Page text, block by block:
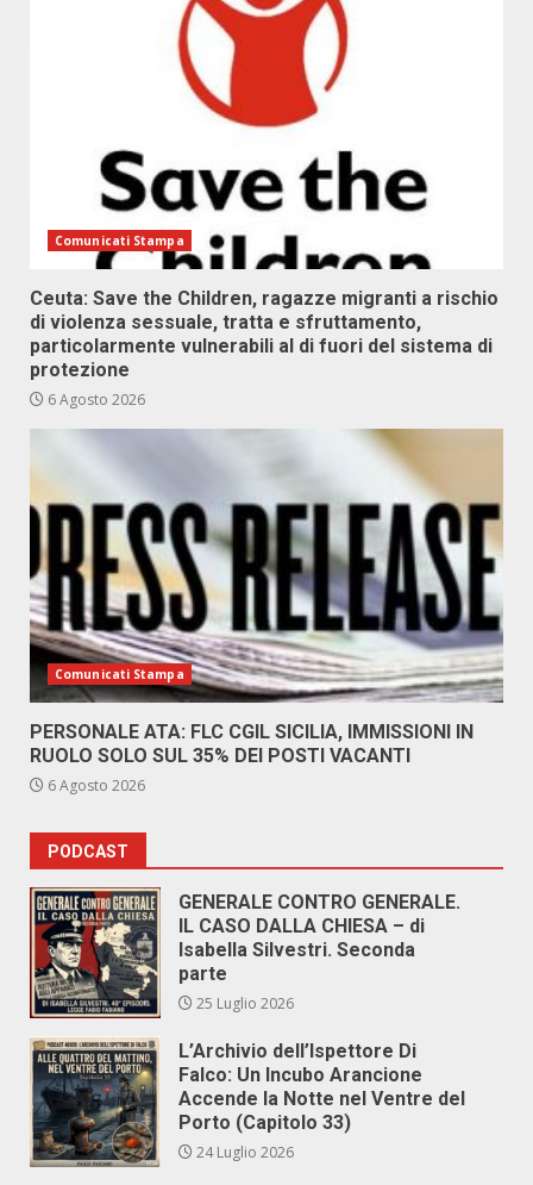
Comunicati Stampa
Ceuta: Save the Children, ragazze migranti a rischio
di violenza sessuale, tratta e sfruttamento,
particolarmente vulnerabili al di fuori del sistema di
protezione
6 Agosto 2026
Comunicati Stampa
PERSONALE ATA: FLC CGIL SICILIA, IMMISSIONI IN
RUOLO SOLO SUL 35% DEI POSTI VACANTI
6 Agosto 2026
PODCAST
GENERALE CONTRO GENERALE.
IL CASO DALLA CHIESA – di
Isabella Silvestri. Seconda
parte
25 Luglio 2026
L’Archivio dell’Ispettore Di
Falco: Un Incubo Arancione
Accende la Notte nel Ventre del
Porto (Capitolo 33)
24 Luglio 2026